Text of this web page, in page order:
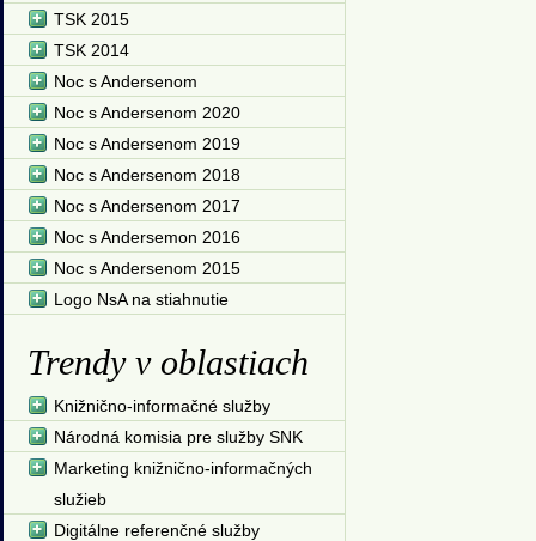
TSK 2015
TSK 2014
Noc s Andersenom
Noc s Andersenom 2020
Noc s Andersenom 2019
Noc s Andersenom 2018
Noc s Andersenom 2017
Noc s Andersemon 2016
Noc s Andersenom 2015
Logo NsA na stiahnutie
Trendy v oblastiach
Knižnično-informačné služby
Národná komisia pre služby SNK
Marketing knižnično-informačných
služieb
Digitálne referenčné služby